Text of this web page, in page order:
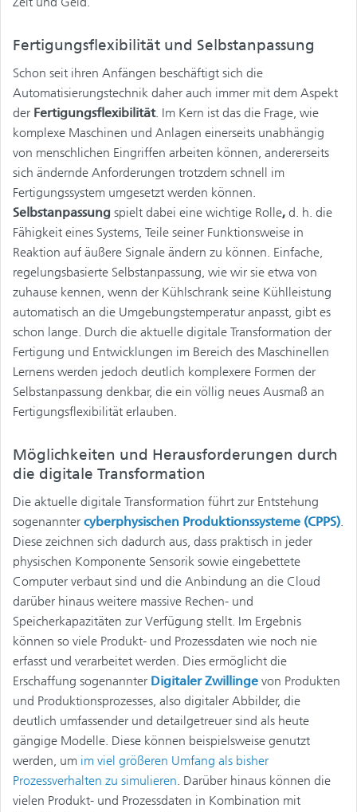
Fertigungsflexibilität und Selbstanpassung
Schon seit ihren Anfängen beschäftigt sich die
Automatisierungstechnik daher auch immer mit dem Aspekt
der Fertigungsflexibilität. Im Kern ist das die Frage, wie
komplexe Maschinen und Anlagen einerseits unabhängig
von menschlichen Eingriffen arbeiten können, andererseits
sich ändernde Anforderungen trotzdem schnell im
Fertigungssystem umgesetzt werden können.
Selbstanpassung spielt dabei eine wichtige Rolle, d. h. die
Fähigkeit eines Systems, Teile seiner Funktionsweise in
Reaktion auf äußere Signale ändern zu können. Einfache,
regelungsbasierte Selbstanpassung, wie wir sie etwa von
zuhause kennen, wenn der Kühlschrank seine Kühlleistung
automatisch an die Umgebungstemperatur anpasst, gibt es
schon lange. Durch die aktuelle digitale Transformation der
Fertigung und Entwicklungen im Bereich des Maschinellen
Lernens werden jedoch deutlich komplexere Formen der
Selbstanpassung denkbar, die ein völlig neues Ausmaß an
Fertigungsflexibilität erlauben.
Möglichkeiten und Herausforderungen durch
die digitale Transformation
Die aktuelle digitale Transformation führt zur Entstehung
sogenannter cyberphysischen Produktionssysteme (CPPS).
Diese zeichnen sich dadurch aus, dass praktisch in jeder
physischen Komponente Sensorik sowie eingebettete
Computer verbaut sind und die Anbindung an die Cloud
darüber hinaus weitere massive Rechen- und
Speicherkapazitäten zur Verfügung stellt. Im Ergebnis
können so viele Produkt- und Prozessdaten wie noch nie
erfasst und verarbeitet werden. Dies ermöglicht die
Erschaffung sogenannter Digitaler Zwillinge von Produkten
und Produktionsprozesses, also digitaler Abbilder, die
deutlich umfassender und detailgetreuer sind als heute
gängige Modelle. Diese können beispielsweise genutzt
werden, um im viel größeren Umfang als bisher
Prozessverhalten zu simulieren. Darüber hinaus können die
vielen Produkt- und Prozessdaten in Kombination mit